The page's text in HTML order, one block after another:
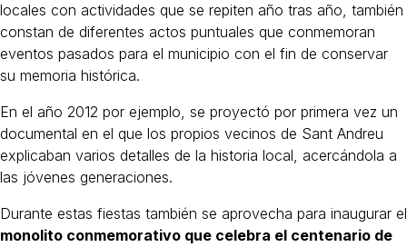
locales con actividades que se repiten año tras año, también
constan de diferentes actos puntuales que conmemoran
eventos pasados para el municipio con el fin de conservar
su memoria histórica.
En el año 2012 por ejemplo, se proyectó por primera vez un
documental en el que los propios vecinos de Sant Andreu
explicaban varios detalles de la historia local, acercándola a
las jóvenes generaciones.
Durante estas fiestas también se aprovecha para inaugurar el
monolito conmemorativo que celebra el centenario de